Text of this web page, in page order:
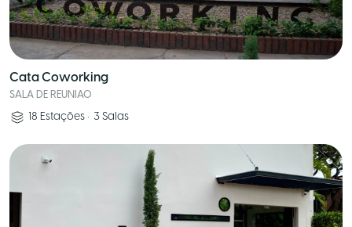
Cata Coworking
SALA DE REUNIAO
18 Estações • 3 Salas